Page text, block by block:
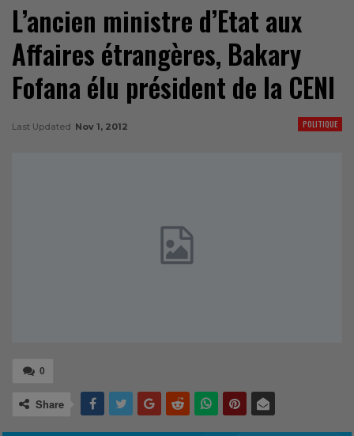
L’ancien ministre d’Etat aux
Affaires étrangères, Bakary
Fofana élu président de la CENI
POLITIQUE
Last Updated Nov 1, 2012
0
Share